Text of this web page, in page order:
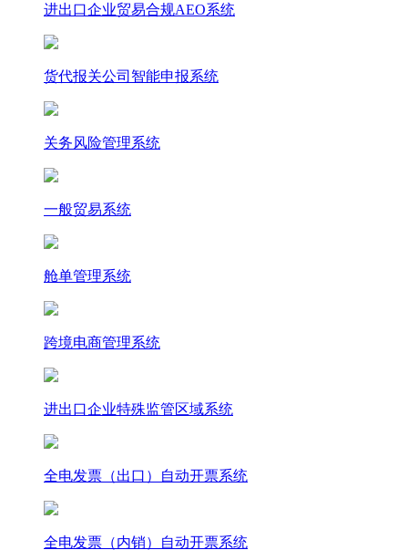
进出口企业贸易合规AEO系统
货代报关公司智能申报系统
关务风险管理系统
一般贸易系统
舱单管理系统
跨境电商管理系统
进出口企业特殊监管区域系统
全电发票（出口）自动开票系统
全电发票（内销）自动开票系统